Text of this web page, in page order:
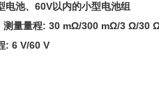
电池、60V以内的小型电池组
测量量程: 30 mΩ/300 mΩ/3 Ω/30
: 6 V/60 V